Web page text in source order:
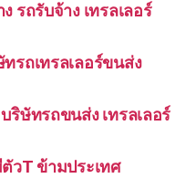
รถรับจ้าง เทรลเลอร์
รถเทรลเลอร์ขนส่ง
ษัทรถขนส่ง เทรลเลอร์
วT ข้ามประเทศ